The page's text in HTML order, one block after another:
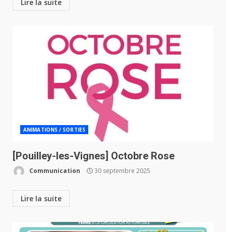
Lire la suite
ANIMATIONS / SORTIES
[Pouilley-les-Vignes] Octobre Rose
Communication 30 septembre 2025
Lire la suite